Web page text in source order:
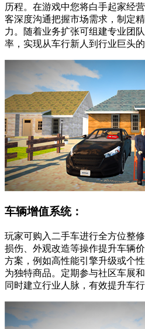
历程。在游戏中您将白手起家经
客深度沟通把握市场需求，制定
力。随着业务扩张可组建专业团
率，实现从车行新人到行业巨头的
车辆增值系统：
玩家可购入二手车进行全方位整
损伤、外观改造等操作提升车辆
方案，例如高性能引擎升级或个
为独特商品。定期参与社区车展
同时建立行业人脉，有效提升车